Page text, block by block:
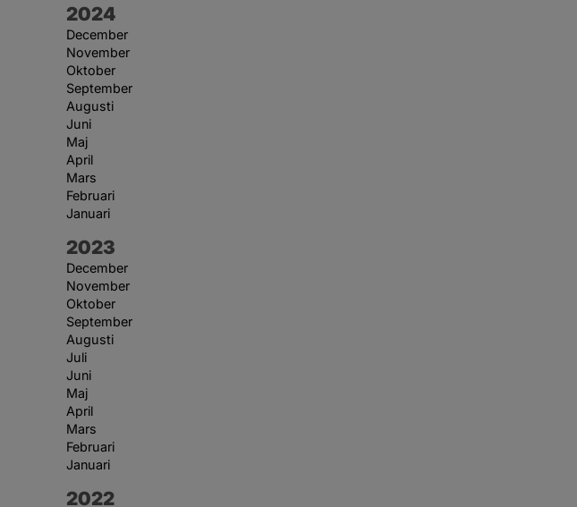
År:
2024
December
November
Oktober
September
Augusti
Juni
Maj
April
Mars
Februari
Januari
År:
2023
December
November
Oktober
September
Augusti
Juli
Juni
Maj
April
Mars
Februari
Januari
År:
2022